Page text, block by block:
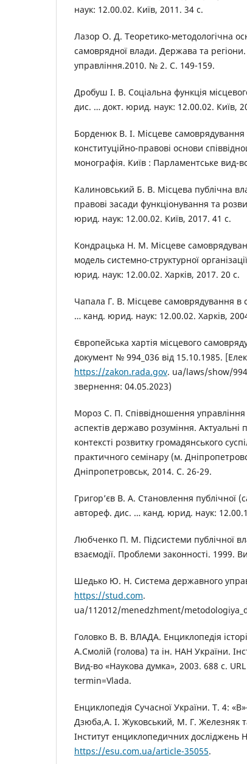
наук: 12.00.02. Київ, 2011. 34 с.
Лазор О. Д. Теоретико-методологічна
самоврядної влади. Держава та
управління.2010. № 2. C. 149-159.
Дробуш І. В. Соціальна функція
дис. … докт. юрид. наук: 12.00.02. Київ,
Борденюк В. І. Місцеве
конституційно-правові основи
монографія. Київ : Парламентське вид-
Калиновський Б. В. Місцева публічна
правові засади функціонування та
юрид. наук: 12.00.02. Київ, 2017. 41 с.
Кондрацька Н. М. Місцеве
модель системно-структурної
юрид. наук: 12.00.02. Харків, 2017. 20 с.
Чапала Г. В. Місцеве самоврядування в
… канд. юрид. наук: 12.00.02. Харків,
Європейська хартія місцевого
документ № 994_036 від 15.10.1985.
https://zakon.rada.gov. ua/laws/show/
звернення: 04.05.2023)
Мороз С. П. Співвідношення управління
аспектів державо розуміння.
контексті розвитку громадянського
практичного семінару (м.
Дніпропетровськ, 2014. С. 26-29.
Григор’єв В. А. Становлення публічної
автореф. дис. … канд. юрид. наук:
Любченко П. М. Підсистеми публічної
взаємодії. Проблеми законності. 1999.
Шедько Ю. Н. Система державного
https://stud.com.
ua/112012/menedzhment/
Головко В. В. ВЛАДА. Енциклопедія
А.Смолій (голова) та ін. НАН України.
Вид-во «Наукова думка», 2003. 688 с.
termin=Vlada.
Енциклопедія Сучасної України. Т. 4:
Дзюба,А. І. Жуковський, М. Г. Железняк
Інститут енциклопедичних досліджень
https://esu.com.ua/article-35055.